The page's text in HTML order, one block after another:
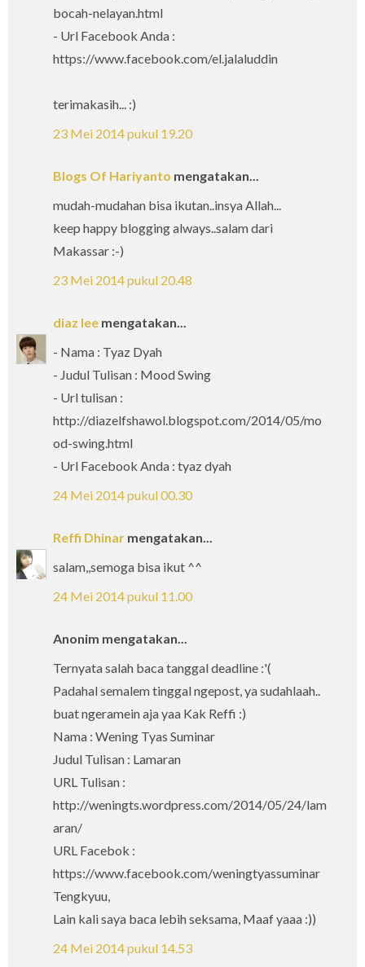
bocah-nelayan.html
- Url Facebook Anda :
https://www.facebook.com/el.jalaluddin
terimakasih... :)
23 Mei 2014 pukul 19.20
Blogs Of Hariyanto mengatakan...
mudah-mudahan bisa ikutan..insya Allah...
keep happy blogging always..salam dari
Makassar :-)
23 Mei 2014 pukul 20.48
diaz lee mengatakan...
- Nama : Tyaz Dyah
- Judul Tulisan : Mood Swing
- Url tulisan :
http://diazelfshawol.blogspot.com/2014/05/mo
od-swing.html
- Url Facebook Anda : tyaz dyah
24 Mei 2014 pukul 00.30
Reffi Dhinar mengatakan...
salam,,semoga bisa ikut ^^
24 Mei 2014 pukul 11.00
Anonim mengatakan...
Ternyata salah baca tanggal deadline :'(
Padahal semalem tinggal ngepost, ya sudahlaah..
buat ngeramein aja yaa Kak Reffi :)
Nama : Wening Tyas Suminar
Judul Tulisan : Lamaran
URL Tulisan :
http://weningts.wordpress.com/2014/05/24/lam
aran/
URL Facebok :
https://www.facebook.com/weningtyassuminar
Tengkyuu,
Lain kali saya baca lebih seksama, Maaf yaaa :))
24 Mei 2014 pukul 14.53